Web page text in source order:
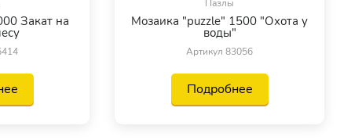
Закат на
Пазлы
Мозаика "puzzle" 1500 "Охота у
воды"
Артикул 83056
Подробнее